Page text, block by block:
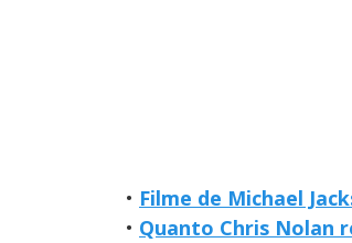
• Filme de Michael
• Quanto Chris Nolan